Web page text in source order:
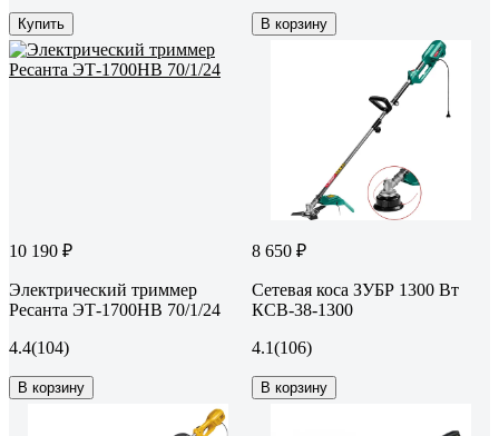
Купить В корзину
10 190 ₽
Электрический триммер
Ресанта ЭТ-1700НВ 70/1/24
4.4(104)
В корзину
8 650 ₽
Сетевая коса ЗУБР 1300 Вт
КСВ-38-1300
4.1(106)
В корзину